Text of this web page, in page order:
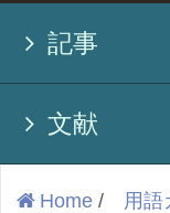
記事
文献
Home / 用語